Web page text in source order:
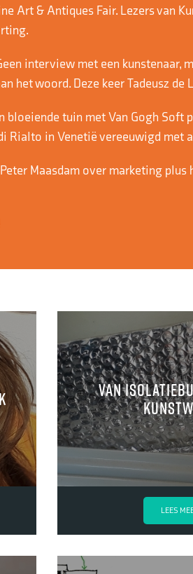
Art & Antiques Fair. Lezers van
interview met een kunstenaar,
het woord. Deze keer Tadeusz de
bloeiende tuin met Van Gogh Soft
Rialto in Venetië vereeuwigd met
Maasdam over marketing plus
van
LEES